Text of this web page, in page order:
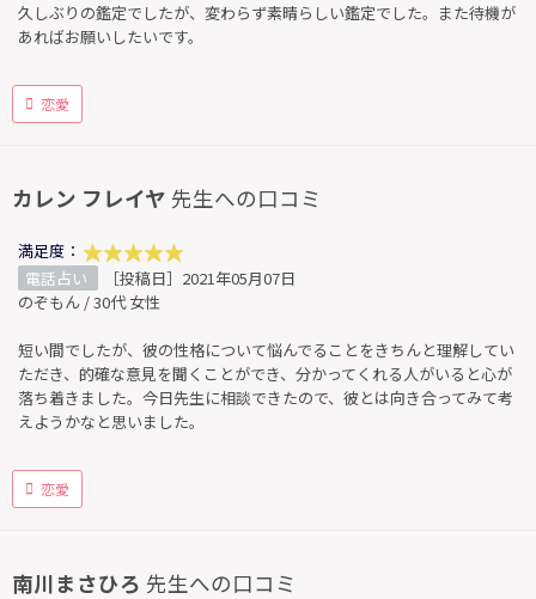
久しぶりの鑑定でしたが、変わらず素晴らしい鑑定でした。また待機が
あればお願いしたいです。
恋愛
カレン フレイヤ 先生への口コミ
満足度：
電話占い
［投稿日］2021年05月07日
のぞもん / 30代 女性
短い間でしたが、彼の性格について悩んでることをきちんと理解してい
ただき、的確な意見を聞くことができ、分かってくれる人がいると心が
落ち着きました。今日先生に相談できたので、彼とは向き合ってみて考
えようかなと思いました。
恋愛
南川まさひろ 先生への口コミ